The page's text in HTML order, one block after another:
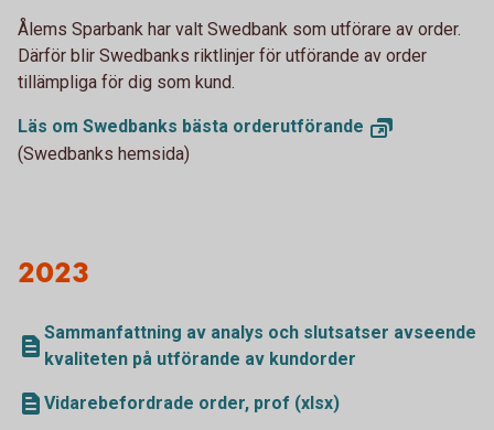
Ålems Sparbank har valt Swedbank som utförare av order.
Därför blir Swedbanks riktlinjer för utförande av order
tillämpliga för dig som kund.
Läs om Swedbanks bästa orderutförande
(Swedbanks hemsida)
2023
Sammanfattning av analys och slutsatser avseende
kvaliteten på utförande av kundorder
Vidarebefordrade order, prof (xlsx)